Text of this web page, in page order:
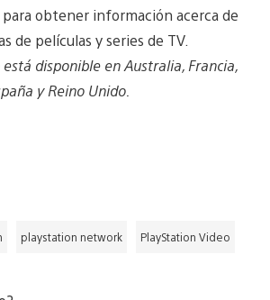
obtener información acerca de
de películas y series de TV.
disponible en Australia, Francia,
y Reino Unido.
playstation network PlayStation Video